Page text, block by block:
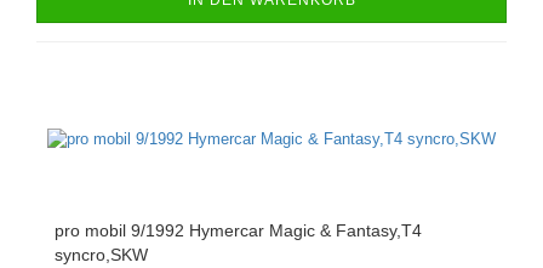
pro mobil 9/1992 Hymercar Magic & Fantasy,T4
syncro,SKW